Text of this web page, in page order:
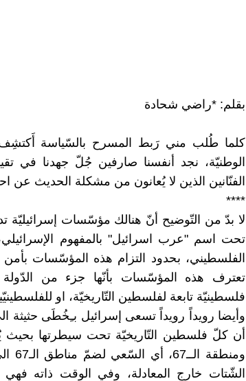
بقلم: *راضي شحادة
كلما طُلب مني رَبط المسرح بالسّياسة
الوطنيّة، نجد أنفسنا صارفين جُلّ جهدنا في
الفنّانين الذين لا يُعانون من مشكلة الحديث عن
****
لا بدّ من التّوضيح أنّ هنالك مؤسّسات إسرائيليّة
تحت اسم "عرب اسرائيل" بالمفهوم
الفلسطيني، بحدود التزام هذه المؤسّسات بأمن
تعترف هذه المؤسّسات بأنّها جزء من
فلسطينيّة تابعة لفلسطين التّاريخيّة، او
وأيضا رويداً رويداً تسعى إسرائيل بـِخُطَى حثيثة
الشّتات خارج المعادلة، وفي الوقت ذاته